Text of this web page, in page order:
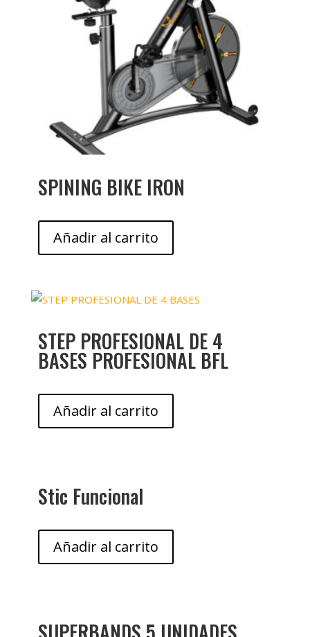
SPINING BIKE IRON
Añadir al carrito
STEP PROFESIONAL DE 4
BASES PROFESIONAL BFL
Añadir al carrito
Stic Funcional
Añadir al carrito